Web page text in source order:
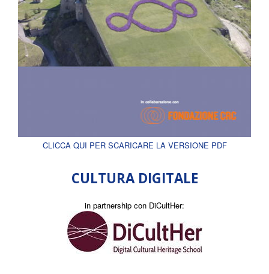
CLICCA QUI PER SCARICARE LA VERSIONE PDF
CULTURA DIGITALE
in partnership con DiCultHer: